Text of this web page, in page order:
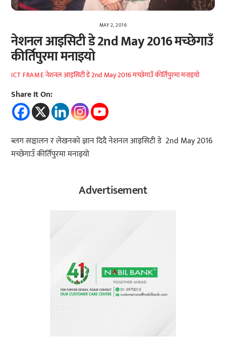
MAY 2, 2016
नेशनल आइसिटी डे 2nd May 2016 मच्छेगाउँ
कीर्तिपुरमा मनाइयो
ICT FRAMEनेशनल आइसिटी डे 2nd May 2016 मच्छेगाउँ कीर्तिपुरमा मनाइयो
Share It On:
ब्लग सञ्चालन र लेखनको ज्ञान दिदै नेशनल आइसिटी डे 2nd May 2016
मच्छेगाउँ कीर्तिपुरमा मनाइयो
Advertisement